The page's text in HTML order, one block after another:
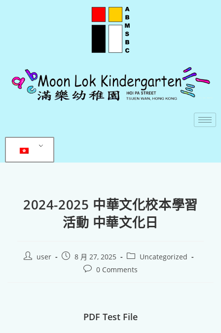
2024-2025 中華文化校本學習
活動 中華文化日
user 8 月 27, 2025
Uncategorized
0 Comments
PDF Test File